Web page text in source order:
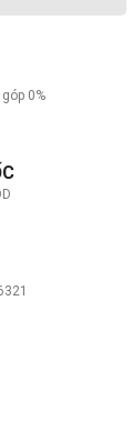
0%